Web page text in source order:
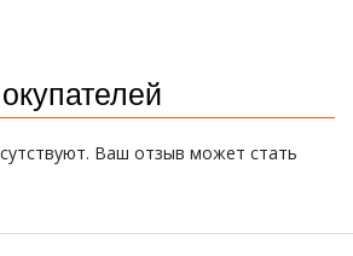
Ваш отзыв может стать